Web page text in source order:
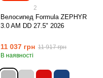
2
Велосипед Formula ZEPHYR
3.0 AM DD 27.5" 2026
11 037 грн 11 917 грн
В наявності